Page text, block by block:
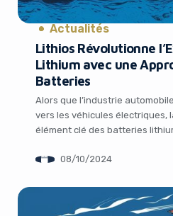
Actualités
Lithios Révolutionne
Lithium avec une
Batteries
Alors que l’industrie
vers les véhicules électriques,
élément clé des batteries
propose une approche
fonctionnement même des
d’extraction inspiré des […]
08/10/2024
Yes, I will turn
No